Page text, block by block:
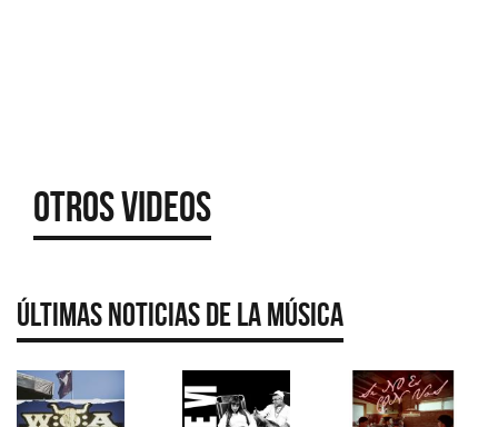
Otros Videos
Últimas Noticias de la Música